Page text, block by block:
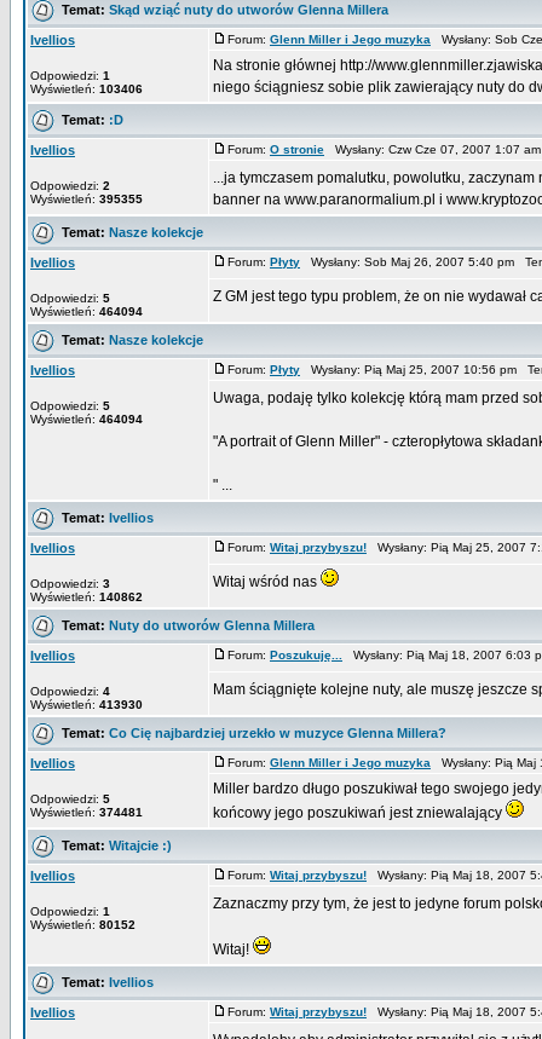
Temat: Skąd wziąć nuty do utworów Glenna Millera
Ivellios
Odpowiedzi: 1
Wyświetleń: 103406
Forum: Glenn Miller i Jego muzyka Wysłany: Sob
Na stronie głównej http://
niego ściągniesz sobie plik zawierający nuty do
Temat: :D
Ivellios
Odpowiedzi: 2
Wyświetleń: 395355
Forum: O stronie Wysłany: Czw Cze 07, 2007 1:07
...ja tymczasem pomalutku, powolutku,
banner na www.paranormalium.pl i
Temat: Nasze kolekcje
Ivellios
Odpowiedzi: 5
Wyświetleń: 464094
Forum: Płyty Wysłany: Sob Maj 26, 2007 5:40 pm
Z GM jest tego typu problem, że on nie wydawał
Temat: Nasze kolekcje
Ivellios
Odpowiedzi: 5
Wyświetleń: 464094
Forum: Płyty Wysłany: Pią Maj 25, 2007 10:56 pm
Uwaga, podaję tylko kolekcję którą mam przed
"A portrait of Glenn Miller" - czteropłytowa
" ...
Temat: Ivellios
Ivellios
Odpowiedzi: 3
Wyświetleń: 140862
Forum: Witaj przybyszu! Wysłany: Pią Maj 25, 2007
Witaj wśród nas
Temat: Nuty do utworów Glenna Millera
Ivellios
Odpowiedzi: 4
Wyświetleń: 413930
Forum: Poszukuję... Wysłany: Pią Maj 18, 2007 6:03
Mam ściągnięte kolejne nuty, ale muszę jeszcze
Temat: Co Cię najbardziej urzekło w muzyce Glenna Millera?
Ivellios
Odpowiedzi: 5
Wyświetleń: 374481
Forum: Glenn Miller i Jego muzyka Wysłany: Pią
Miller bardzo długo poszukiwał tego swojego
końcowy jego poszukiwań jest zniewalający
Temat: Witajcie :)
Ivellios
Odpowiedzi: 1
Wyświetleń: 80152
Forum: Witaj przybyszu! Wysłany: Pią Maj 18, 2007
Zaznaczmy przy tym, że jest to jedyne forum
Witaj!
Temat: Ivellios
Ivellios Forum: Witaj przybyszu! Wysłany: Pią Maj 18, 2007